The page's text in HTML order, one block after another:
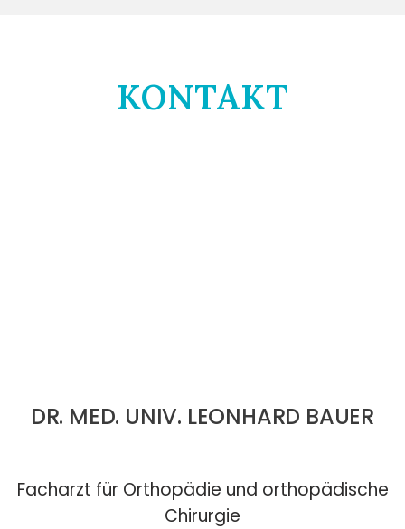
KONTAKT
DR. MED. UNIV. LEONHARD BAUER
Facharzt für Orthopädie und orthopädische
Chirurgie